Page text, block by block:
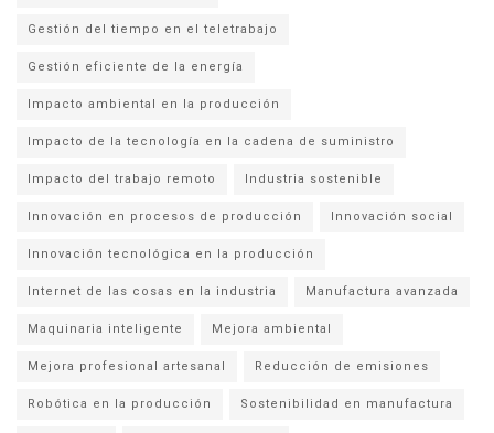
Gestión del tiempo en el teletrabajo
Gestión eficiente de la energía
Impacto ambiental en la producción
Impacto de la tecnología en la cadena de suministro
Impacto del trabajo remoto Industria sostenible
Innovación en procesos de producción Innovación social
Innovación tecnológica en la producción
Internet de las cosas en la industria Manufactura avanzada
Maquinaria inteligente Mejora ambiental
Mejora profesional artesanal Reducción de emisiones
Robótica en la producción Sostenibilidad en manufactura